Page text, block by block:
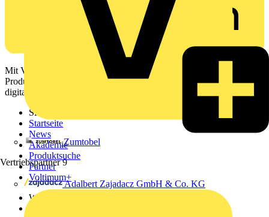
Zumtobel
Vertriebspartner 9
Adalbert Zajadacz GmbH & Co. KG
Mit Voltimum erhalten Elektrofachkräfte Zugang zu Branchennews,
Produktinformationen, Schulungen und Tools – alles auf einer
digitalen Plattform und Community.
Sitemap
Startseite
News
Akademie
Produktsuche
Partner
Voltimum+
Weitere Links